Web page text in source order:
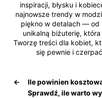
inspiracji, błysku i
najnowsze trendy w
piękno w detalach — od
unikalną biżuterię,
Tworzę treści dla kobiet,
się pewnie i
←
Ile powinien
Sprawdź, ile warto